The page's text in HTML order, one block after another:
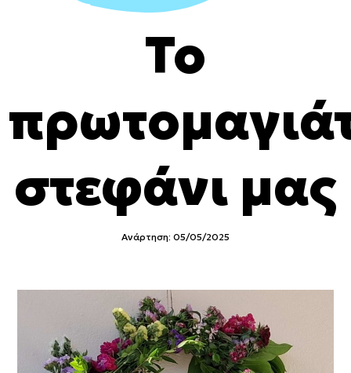
Το
στεφάνι μας
Ανάρτηση: 05/05/2025